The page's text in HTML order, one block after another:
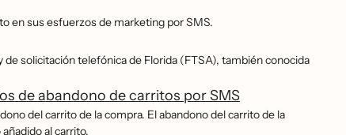
en sus esfuerzos de marketing por SMS.
solicitación telefónica de Florida (FTSA), también conocida
de abandono de carritos por SMS
del carrito de la compra. El abandono del carrito de la
al carrito.